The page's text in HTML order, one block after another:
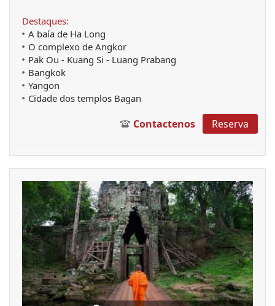
Destaques:
A baía de Ha Long
O complexo de Angkor
Pak Ou - Kuang Si - Luang Prabang
Bangkok
Yangon
Cidade dos templos Bagan
Contactenos Reserva